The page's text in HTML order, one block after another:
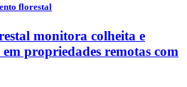
florestal
monitora colheita e
em propriedades remotas com